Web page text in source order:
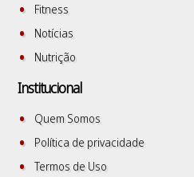
Fitness
Notícias
Nutrição
Institucional
Quem Somos
Política de privacidade
Termos de Uso